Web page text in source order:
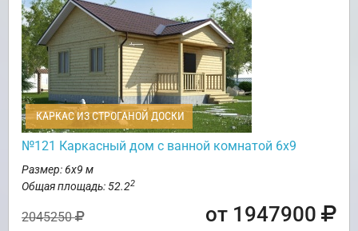
КАРКАС ИЗ СТРОГАНОЙ ДОСКИ
№121 Каркасный дом с ванной комнатой 6х9
Размер: 6х9 м
Общая площадь: 52.22
2045250 от 1947900